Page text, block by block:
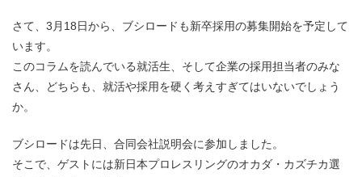
さて、3月18日から、ブシロードも新卒採用の募集開始を予定して
います。
このコラムを読んでいる就活生、そして企業の採用担当者のみな
さん、どちらも、就活や採用を硬く考えすぎてはいないでしょう
か。
ブシロードは先日、合同会社説明会に参加しました。
そこで、ゲストには新日本プロレスリングのオカダ・カズチカ選